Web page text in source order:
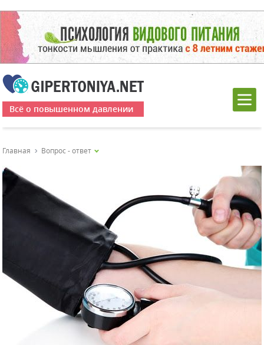
Всё о повышенном давлении
Главная Вопрос - ответ